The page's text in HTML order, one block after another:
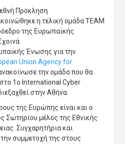
Πρόκληση
η τελική ομάδα TEAM
της Ευρωπαϊκής
Ένωσης για την
Union Agency for
την ομάδα που θα
στο 1ο International Cyber
στην Αθήνα.
της Ευρώπης είναι και ο
Σωτηρίου μέλος της Εθνικής
Συγχαρητήρια και
συμμετοχή της στους